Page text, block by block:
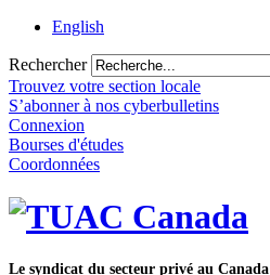
English
Rechercher
Trouvez votre section locale
S’abonner à nos cyberbulletins
Connexion
Bourses d'études
Coordonnées
Le syndicat du secteur privé au Canada